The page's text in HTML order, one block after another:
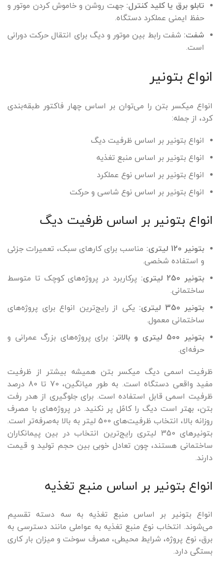
تابلو برق یا کلید کنترل: جهت روشن و خاموش کردن موتور و
حفظ ایمنی عملکرد دستگاه.
شفت: شفت رابط بین موتور و دیگ برای انتقال حرکت دورانی
است.
انواع بتونیر
انواع میکسر بتن را می‌توان بر اساس چهار فاکتور طبقه‌بندی
کرد، از جمله:
انواع بتونیر بر اساس ظرفیت دیگ
انواع بتونیر بر اساس منبع تغذیه
انواع بتونیر بر اساس نوع عملکرد
انواع بتونیر بر اساس نوع شاسی و حرکت
انواع بتونیر بر اساس ظرفیت دیگ
بتونیر 120 لیتری:
مناسب برای کارهای سبک، تعمیرات جزئی
و استفاده شخصی.
بتونیر 250 لیتری:
پرکاربرد در پروژه‌های کوچک تا متوسط
ساختمانی.
بتونیر 350 لیتری:
یکی از رایج‌ترین انواع برای پروژه‌های
ساختمانی معمول.
بتونیر 500 لیتری و بالاتر:
برای پروژه‌های بزرگ عمرانی و
حرفه‌ای.
ظرفیت اسمی دیگ میکسر بتن همیشه بیشتر از ظرفیت
مفید واقعی دستگاه است. به طور میانگین، 70 تا 80 درصد
ظرفیت اسمی قابل استفاده است. برای جلوگیری از هدر رفت
بتن، بهتر است دیگ را کامًل پر نکنید. در پروژه‌های با مصرف
روزانه بالا، انتخاب ظرفیت‌های 500 لیتر به بالا به‌صرفه‌تر است.
بتونیرهای 350 لیتری رایج‌ترین انتخاب در بین پیمانکاران
ساختمانی هستند، چون تعادل خوبی بین حجم تولید و قیمت
دارند.
انواع بتونیر بر اساس منبع تغذیه
انواع بتونیر بر اساس منبع تغذیه به سه دسته تقسیم
می‌شوند. انتخاب نوع منبع تغذیه به عواملی مانند دسترسی به
برق، نوع پروژه، شرایط محیطی، مصرف سوخت و میزان بار کاری
بستگی دارد.